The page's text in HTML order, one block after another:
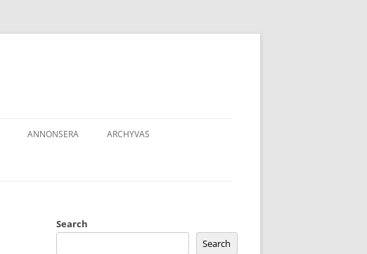
ANNONSERA ARCHYVAS
Search
Search